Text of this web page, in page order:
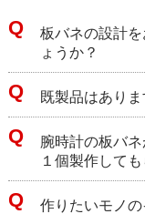
板バネの設計
ょうか？
既製品はあり
腕時計の板バ
１個製作して
作りたいモノ